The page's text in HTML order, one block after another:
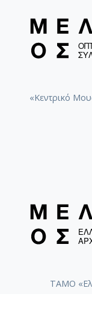
«Κεντρικό
ΤΑΜΟ